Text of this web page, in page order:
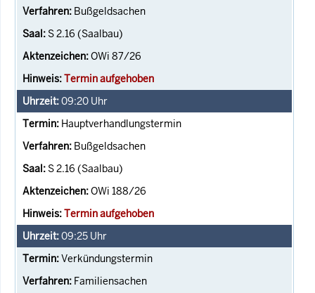
Bußgeldsachen
S 2.16 (Saalbau)
OWi 87/26
Termin aufgehoben
09:20 Uhr
Hauptverhandlungstermin
Bußgeldsachen
S 2.16 (Saalbau)
OWi 188/26
Termin aufgehoben
09:25 Uhr
Verkündungstermin
Familiensachen